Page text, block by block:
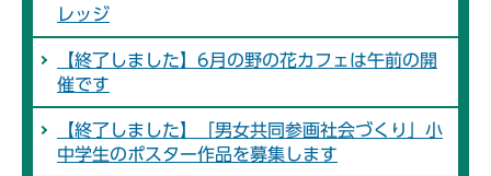
レッジ
【終了しました】6月の野の花カフェは午前の開
催です
【終了しました】「男女共同参画社会づくり」小
中学生のポスター作品を募集します